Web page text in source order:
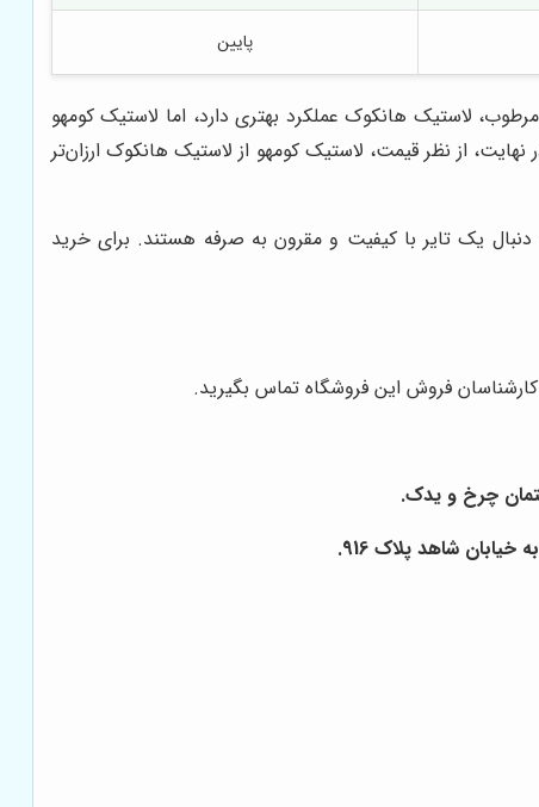
پایین
لاستیک هانکوک عملکرد بهتری دارد، اما لاستیک کومهو
از نظر قیمت، لاستیک کومهو از لاستیک هانکوک ارزان‌تر
دنبال یک تایر با کیفیت و مقرون به صرفه هستند. برای خرید
فروش این فروشگاه تماس بگیرید.
شاهد پلاک 916.